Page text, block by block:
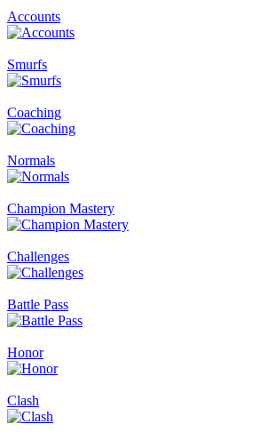
Accounts
Smurfs
Coaching
Normals
Champion Mastery
Challenges
Battle Pass
Honor
Clash